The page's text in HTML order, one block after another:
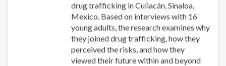
drug trafficking in Culiacán, Sinaloa,
Mexico. Based on interviews with 16
young adults, the research examines why
they joined drug trafficking, how they
perceived the risks, and how they
viewed their future within and beyond